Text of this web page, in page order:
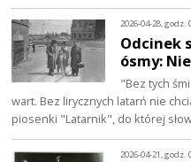
2026-04-28, godz.
Odcinek
ósmy:
"Bez tych
wart. Bez lirycznych latarń nie
piosenki "Latarnik", do której
2026-04-21, godz.